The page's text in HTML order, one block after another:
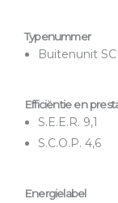
Typenummer
Buitenunit
Efficiëntie en
S.E.E.R. 9,1
S.C.O.P. 4,6
Energielabel